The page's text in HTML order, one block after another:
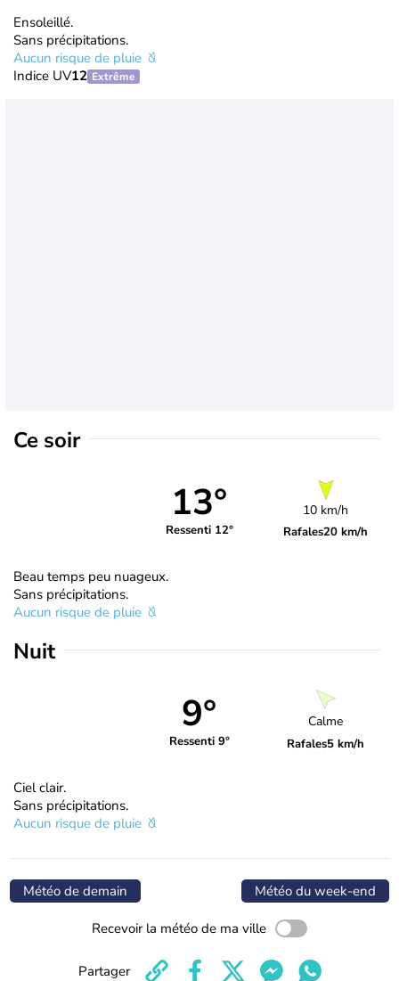
Ensoleillé.
Sans précipitations.
Aucun risque de pluie
Indice UV12 Extrême
Ce soir
13°
Ressenti 12°
10 km/h
Rafales20 km/h
Beau temps peu nuageux.
Sans précipitations.
Aucun risque de pluie
Nuit
9°
Ressenti 9°
Calme
Rafales5 km/h
Ciel clair.
Sans précipitations.
Aucun risque de pluie
Météo de demain Météo du week-end
Recevoir la météo de ma ville
Partager